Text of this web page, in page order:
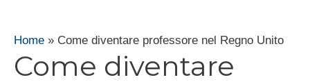
Home » Come diventare professore nel Regno Unito
Come diventare